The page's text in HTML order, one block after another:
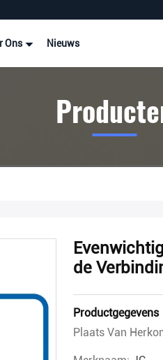
Ons Nieuws
de
Productgegevens
Plaats Van